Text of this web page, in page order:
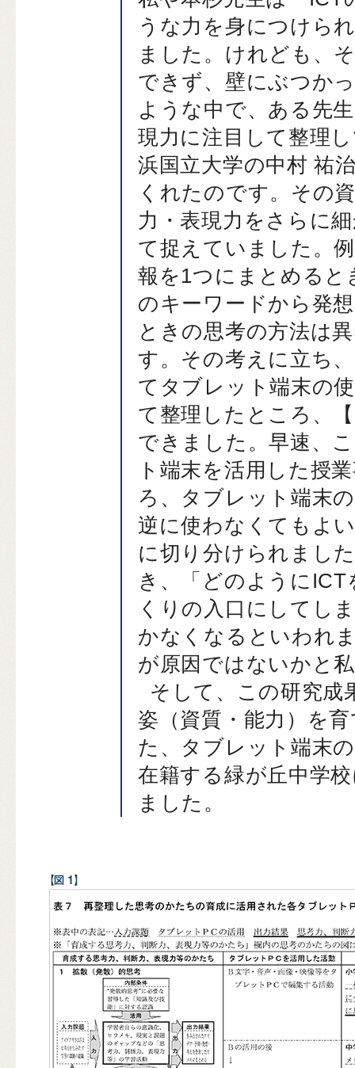
うな力を身につけら
ました。けれども、
できず、壁にぶつか
ような中で、ある先
現力に注目して整理
浜国立大学の中村 祐
くれたのです。その
力・表現力をさらに
て捉えていました。
報を1つにまとめると
のキーワードから発
ときの思考の方法は
す。その考えに立ち
てタブレット端末の
て整理したところ、
できました。早速、
ト端末を活用した授
ろ、タブレット端末
逆に使わなくてもよ
に切り分けられまし
き、「どのように
くりの入口にしてし
かなくなるといわれ
が原因ではないかと
そして、この研究成
姿（資質・能力）を
た、タブレット端末
在籍する緑が丘中学
ました。